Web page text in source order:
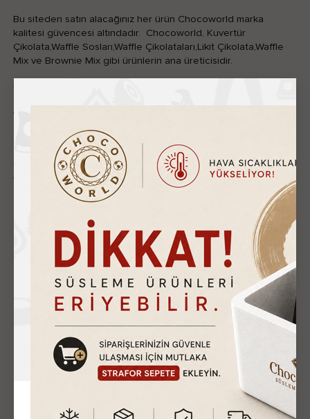
Bu siteden satın alacağınız her ürün Chocoworld marka
kalitesi güvencesi altındadır. Chocoworld, Kuvertür
Çikolata,Waffle Sosları,Waffle Çikolataları,Likit Çikolata,Waffle
Mix ve Brownie Mix gibi ürünlerin ana üreticisidir.
farklı ülkede 95 şubesiyle Chocolate Cafe alanında hizmet
veren CHOCOWORLD markasının bir kuruluşuyuz.
www.thechocoworld.com
bizleri Çatı şirketimiz Chocoworld
websitesinden ayrıca inceleyebilirsiniz.
"Kaybedilen Her Müşteri
Bir Servettir"
“Günümüzde insanlar her
şeyin fiyatını biliyor, hiçbir
şeyin değerini bilmiyor."